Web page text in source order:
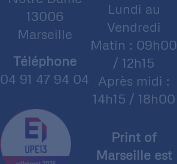
13006
Marseille
Téléphone
04 91 47 94 04
Lundi au
Vendredi
Matin : 09h00
/ 12h15
Après midi :
14h15 / 18h00
Print of
Marseille est